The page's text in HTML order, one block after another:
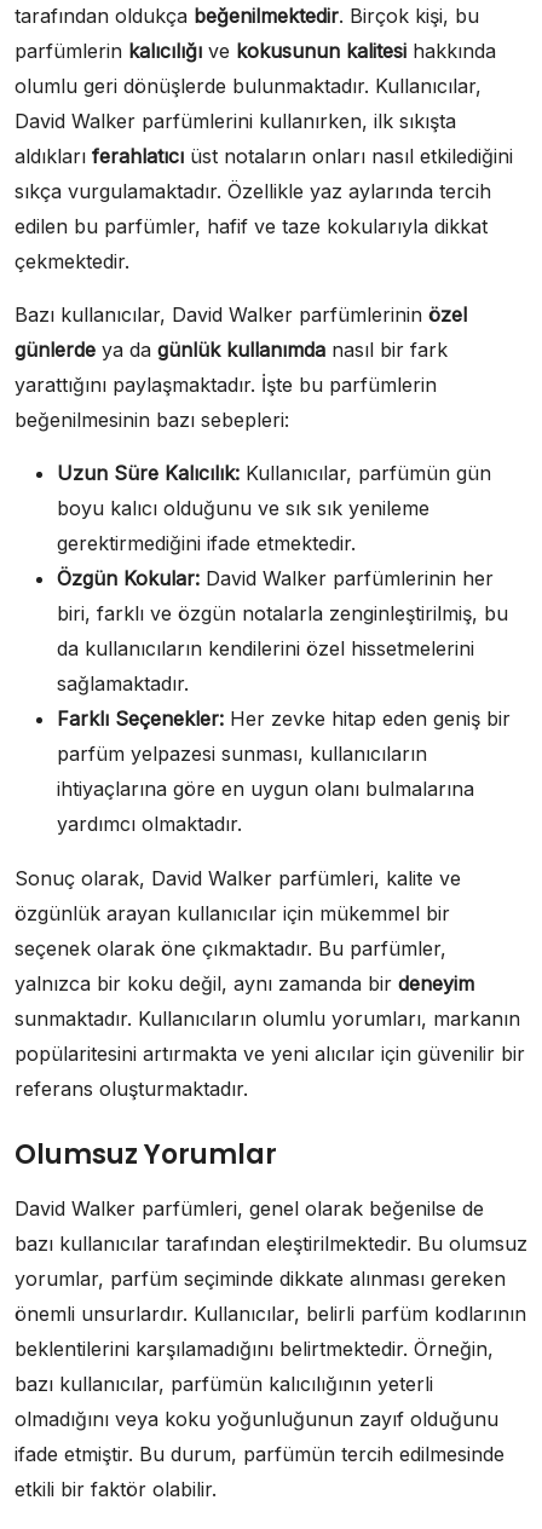
tarafından oldukça beğenilmektedir. Birçok kişi, bu
parfümlerin kalıcılığı ve kokusunun kalitesi hakkında
olumlu geri dönüşlerde bulunmaktadır. Kullanıcılar,
David Walker parfümlerini kullanırken, ilk sıkışta
aldıkları ferahlatıcı üst notaların onları nasıl etkilediğini
sıkça vurgulamaktadır. Özellikle yaz aylarında tercih
edilen bu parfümler, hafif ve taze kokularıyla dikkat
çekmektedir.
Bazı kullanıcılar, David Walker parfümlerinin özel
günlerde ya da günlük kullanımda nasıl bir fark
yarattığını paylaşmaktadır. İşte bu parfümlerin
beğenilmesinin bazı sebepleri:
Uzun Süre Kalıcılık: Kullanıcılar, parfümün gün
boyu kalıcı olduğunu ve sık sık yenileme
gerektirmediğini ifade etmektedir.
Özgün Kokular: David Walker parfümlerinin her
biri, farklı ve özgün notalarla zenginleştirilmiş, bu
da kullanıcıların kendilerini özel hissetmelerini
sağlamaktadır.
Farklı Seçenekler: Her zevke hitap eden geniş bir
parfüm yelpazesi sunması, kullanıcıların
ihtiyaçlarına göre en uygun olanı bulmalarına
yardımcı olmaktadır.
Sonuç olarak, David Walker parfümleri, kalite ve
özgünlük arayan kullanıcılar için mükemmel bir
seçenek olarak öne çıkmaktadır. Bu parfümler,
yalnızca bir koku değil, aynı zamanda bir deneyim
sunmaktadır. Kullanıcıların olumlu yorumları, markanın
popülaritesini artırmakta ve yeni alıcılar için güvenilir bir
referans oluşturmaktadır.
Olumsuz Yorumlar
David Walker parfümleri, genel olarak beğenilse de
bazı kullanıcılar tarafından eleştirilmektedir. Bu olumsuz
yorumlar, parfüm seçiminde dikkate alınması gereken
önemli unsurlardır. Kullanıcılar, belirli parfüm kodlarının
beklentilerini karşılamadığını belirtmektedir. Örneğin,
bazı kullanıcılar, parfümün kalıcılığının yeterli
olmadığını veya koku yoğunluğunun zayıf olduğunu
ifade etmiştir. Bu durum, parfümün tercih edilmesinde
etkili bir faktör olabilir.